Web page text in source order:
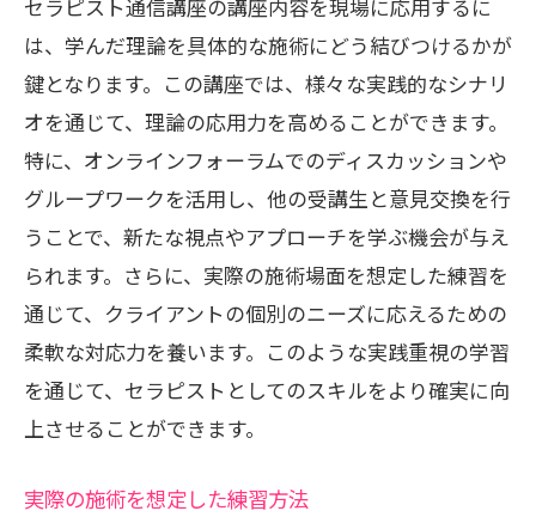
セラピスト通信講座の講座内容を現場に応用するに
は、学んだ理論を具体的な施術にどう結びつけるかが
鍵となります。この講座では、様々な実践的なシナリ
オを通じて、理論の応用力を高めることができます。
特に、オンラインフォーラムでのディスカッションや
グループワークを活用し、他の受講生と意見交換を行
うことで、新たな視点やアプローチを学ぶ機会が与え
られます。さらに、実際の施術場面を想定した練習を
通じて、クライアントの個別のニーズに応えるための
柔軟な対応力を養います。このような実践重視の学習
を通じて、セラピストとしてのスキルをより確実に向
上させることができます。
実際の施術を想定した練習方法